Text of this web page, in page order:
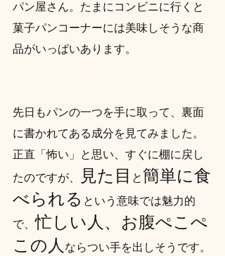
パン屋さん。たまにコンビニに行くと
菓子パンコーナーには美味しそうな商
品がいっぱいあります。
先日もパンの一つを手に取って、裏面
に書かれてある成分を見てみました。
正直「怖い」と思い、すぐに棚に戻し
たのですが、
見た目 と 簡単に食
べられる という意味では魅力的
で、忙しい人、お腹ぺこぺ
この人 ならつい手を出しそうです。